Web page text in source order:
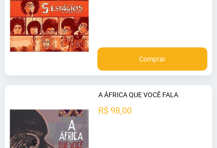
Comprar
A ÁFRICA QUE VOCÊ FALA
R$ 98,00